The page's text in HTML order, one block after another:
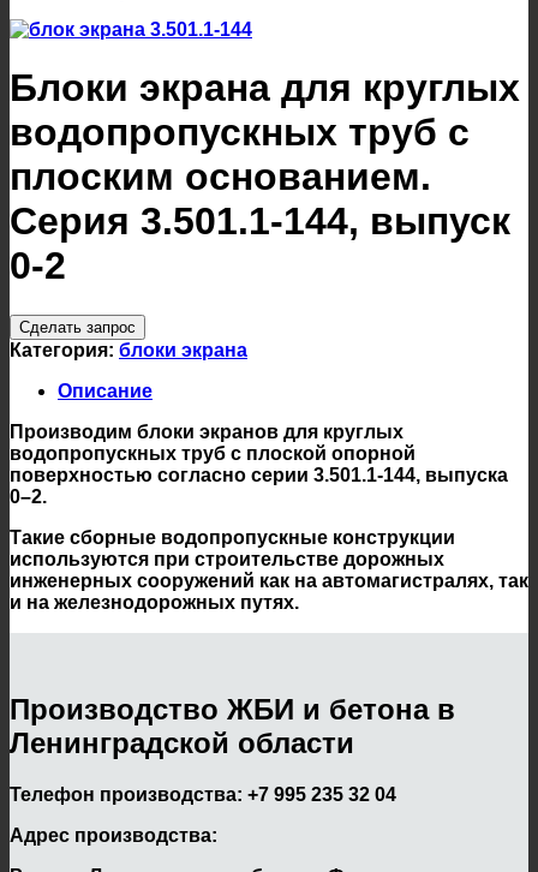
Блоки экрана для круглых
водопропускных труб с
плоским основанием.
Серия 3.501.1-144, выпуск
0-2
Сделать запрос
Категория: блоки экрана
Описание
Производим блоки экранов для круглых
водопропускных труб с плоской опорной
поверхностью согласно серии 3.501.1-144, выпуска
0–2.
Такие сборные водопропускные конструкции
используются при строительстве дорожных
инженерных сооружений как на автомагистралях, так
и на железнодорожных путях.
Производство ЖБИ и бетона в
Ленинградской области
Телефон производства: +7 995 235 32 04
Адрес производства: